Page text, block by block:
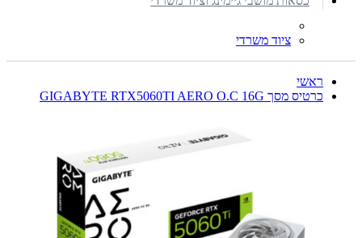
ציוד משרדי
ראשי
כרטיס מסך GIGABYTE RTX5060TI AERO O.C 16G